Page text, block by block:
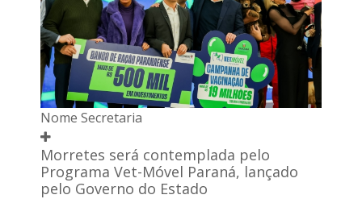
Nome Secretaria
Morretes será contemplada pelo
Programa Vet-Móvel Paraná, lançado
pelo Governo do Estado